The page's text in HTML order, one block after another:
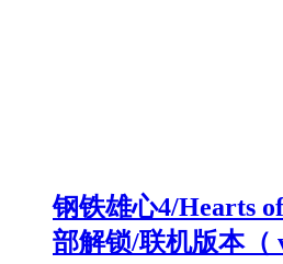
钢铁雄心4/Hearts
部解锁/联机版本（